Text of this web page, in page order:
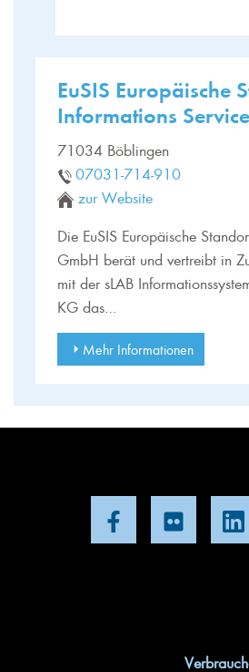
EuSIS Europäische
Informations
Die EuSIS Europäische
GmbH berät und vertreibt in
mit der sLAB
KG das…
Mehr Informationen
71034 Böblingen
07031-714-910
zur Website